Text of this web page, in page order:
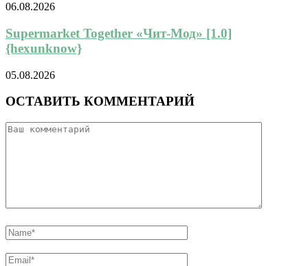
06.08.2026
Supermarket Together «Чит-Мод» [1.0]
{hexunknow}
05.08.2026
ОСТАВИТЬ КОММЕНТАРИЙ